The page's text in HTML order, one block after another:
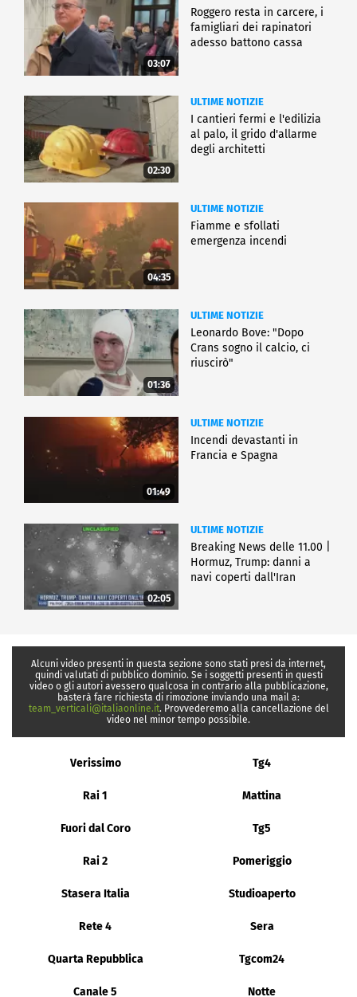
03:07
Roggero resta in carcere, i
famigliari dei rapinatori
adesso battono cassa
02:30
ULTIME NOTIZIE
I cantieri fermi e l'edilizia
al palo, il grido d'allarme
degli architetti
04:35
ULTIME NOTIZIE
Fiamme e sfollati
emergenza incendi
01:36
ULTIME NOTIZIE
Leonardo Bove: "Dopo
Crans sogno il calcio, ci
riuscirò"
01:49
ULTIME NOTIZIE
Incendi devastanti in
Francia e Spagna
02:05
ULTIME NOTIZIE
Breaking News delle 11.00 |
Hormuz, Trump: danni a
navi coperti dall'Iran
Alcuni video presenti in questa sezione sono stati presi da internet,
quindi valutati di pubblico dominio. Se i soggetti presenti in questi
video o gli autori avessero qualcosa in contrario alla pubblicazione,
basterà fare richiesta di rimozione inviando una mail a:
team_verticali@italiaonline.it. Provvederemo alla cancellazione del
video nel minor tempo possibile.
Verissimo Tg4
Rai 1 Mattina
Fuori dal Coro Tg5
Rai 2 Pomeriggio
Stasera Italia Studioaperto
Rete 4 Sera
Quarta Repubblica Tgcom24
Canale 5 Notte